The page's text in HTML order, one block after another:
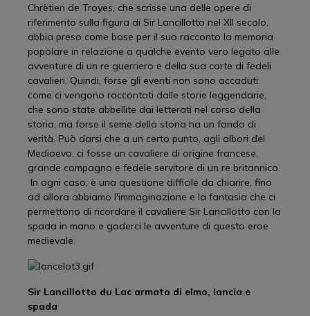
Chrètien de Troyes, che scrisse una delle opere di
riferimento sulla figura di Sir Lancillotto nel XII secolo,
abbia preso come base per il suo racconto la memoria
popolare in relazione a qualche evento vero legato alle
avventure di un re guerriero e della sua corte di fedeli
cavalieri. Quindi, forse gli eventi non sono accaduti
come ci vengono raccontati dalle storie leggendarie,
che sono state abbellite dai letterati nel corso della
storia, ma forse il seme della storia ha un fondo di
verità. Può darsi che a un certo punto, agli albori del
Medioevo, ci fosse un cavaliere di origine francese,
grande compagno e fedele servitore di un re britannico.
In ogni caso, è una questione difficile da chiarire, fino
ad allora abbiamo l'immaginazione e la fantasia che ci
permettono di ricordare il cavaliere Sir Lancillotto con la
spada in mano e goderci le avventure di questo eroe
medievale.
Sir Lancillotto du Lac armato di elmo, lancia e
spada